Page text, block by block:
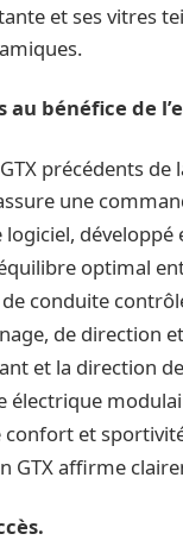
et ses vitres
au bénéfice de
précédents de
une
logiciel,
optimal
conduite
de direction
et la direction
confort et
GTX affirme